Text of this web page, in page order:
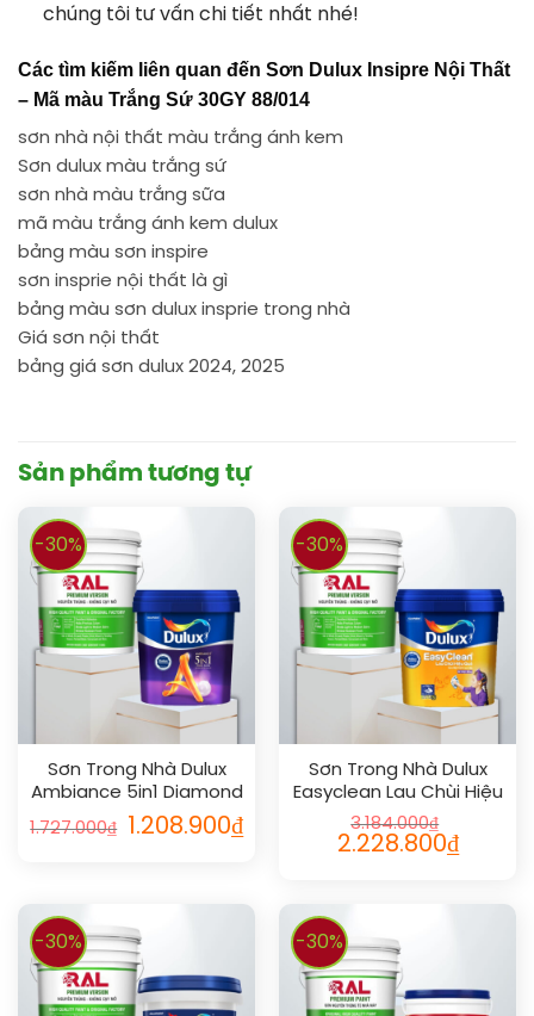
chúng tôi tư vấn chi tiết nhất nhé!
Các tìm kiếm liên quan đến Sơn Dulux Insipre Nội Thất
– Mã màu Trắng Sứ 30GY 88/014
sơn nhà nội thất màu trắng ánh kem
Sơn dulux màu trắng sứ
sơn nhà màu trắng sữa
mã màu trắng ánh kem dulux
bảng màu sơn inspire
sơn insprie nội thất là gì
bảng màu sơn dulux insprie trong nhà
Giá sơn nội thất
bảng giá sơn dulux 2024, 2025
Sản phẩm tương tự
-30%
Sơn Trong Nhà Dulux
Ambiance 5in1 Diamond
Glow Siêu Cao Cấp 5L
1.727.000₫ 1.208.900₫
-30%
Sơn Trong Nhà Dulux
Easyclean Lau Chùi Hiệu
Quả Bóng 18L
3.184.000₫
2.228.800₫
-30% -30%